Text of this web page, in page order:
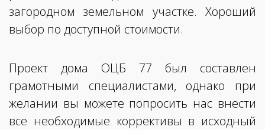
загородном земельном участке. Хороший
выбор по доступной стоимости.
Проект дома ОЦБ 77 был составлен
грамотными специалистами, однако при
желании вы можете попросить нас внести
все необходимые коррективы в исходный